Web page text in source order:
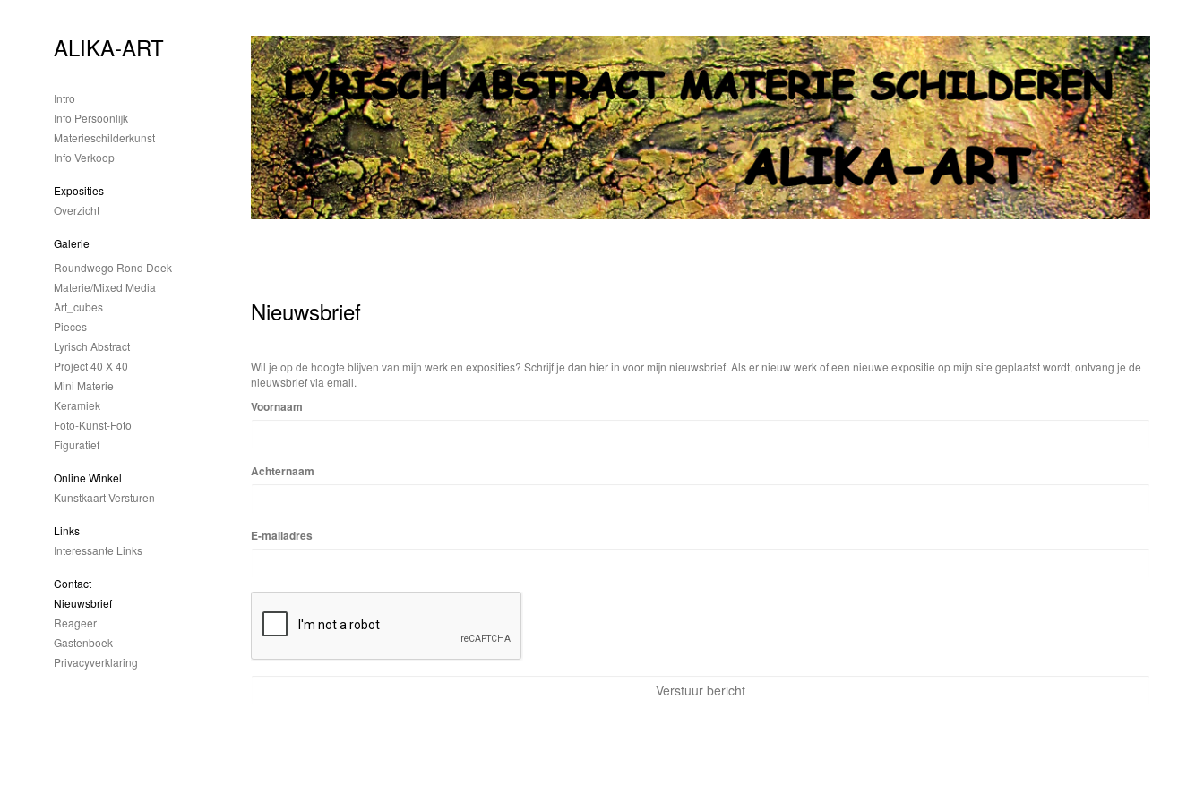
Nieuwsbrief
Wil je op de hoogte blijven van mijn werk en exposities? Schrijf je dan hier in voor mijn nieuwsbrief. Als er nieuw werk of een nieuwe expositie op mijn site geplaatst wordt, ontvang je de
nieuwsbrief via email.
Voornaam
Achternaam
E-mailadres
ALIKA-ART
Intro
Info Persoonlijk
Materieschilderkunst
Info Verkoop
Exposities
Overzicht
Galerie
Roundwego Rond Doek
Materie/mixed Media
Art_cubes
Pieces
Lyrisch Abstract
Project 40 X 40
Mini Materie
Keramiek
Foto-Kunst-Foto
Figuratief
Online Winkel
Kunstkaart Versturen
Links
Interessante Links
Contact
Nieuwsbrief
Reageer
Gastenboek
Privacyverklaring